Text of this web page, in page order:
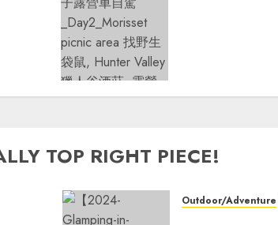
TOP RIGHT PIECE!
Outdoor/Adventure